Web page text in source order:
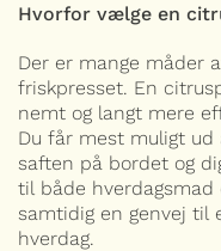
Hvorfor vælge en
Der er mange måder
friskpresset. En
nemt og langt mere
Du får mest muligt
saften på bordet og
til både hverdagsmad
samtidig en genvej til
hverdag.